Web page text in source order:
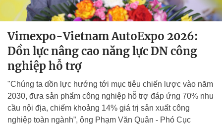
Vimexpo-Vietnam AutoExpo 2026:
Dồn lực nâng cao năng lực DN công
nghiệp hỗ trợ
"Chúng ta dồn lực hướng tới mục tiêu chiến lược vào năm
2030, đưa sản phẩm công nghiệp hỗ trợ đáp ứng 70% nhu
cầu nội địa, chiếm khoảng 14% giá trị sản xuất công
nghiệp toàn ngành”, ông Phạm Văn Quân - Phó Cục